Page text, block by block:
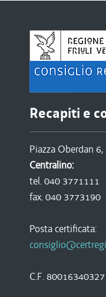
Recapiti e
Piazza Oberdan 6,
Centralino:
tel. 040 3771111
fax. 040 3773190
Posta certificata:
C.F. 80016340327